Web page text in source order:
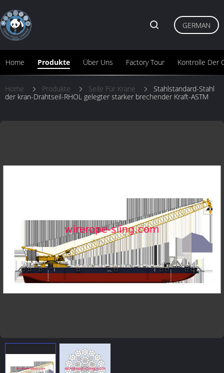
Home Produkte Über Uns Factory Tour Kontrolle Der
GERMAN
Home Produkte Seile Für Krane
Stahlstandard-Stahl
der kran-Drahtseil-RHOL gelegter starker brechender Kraft-ASTM